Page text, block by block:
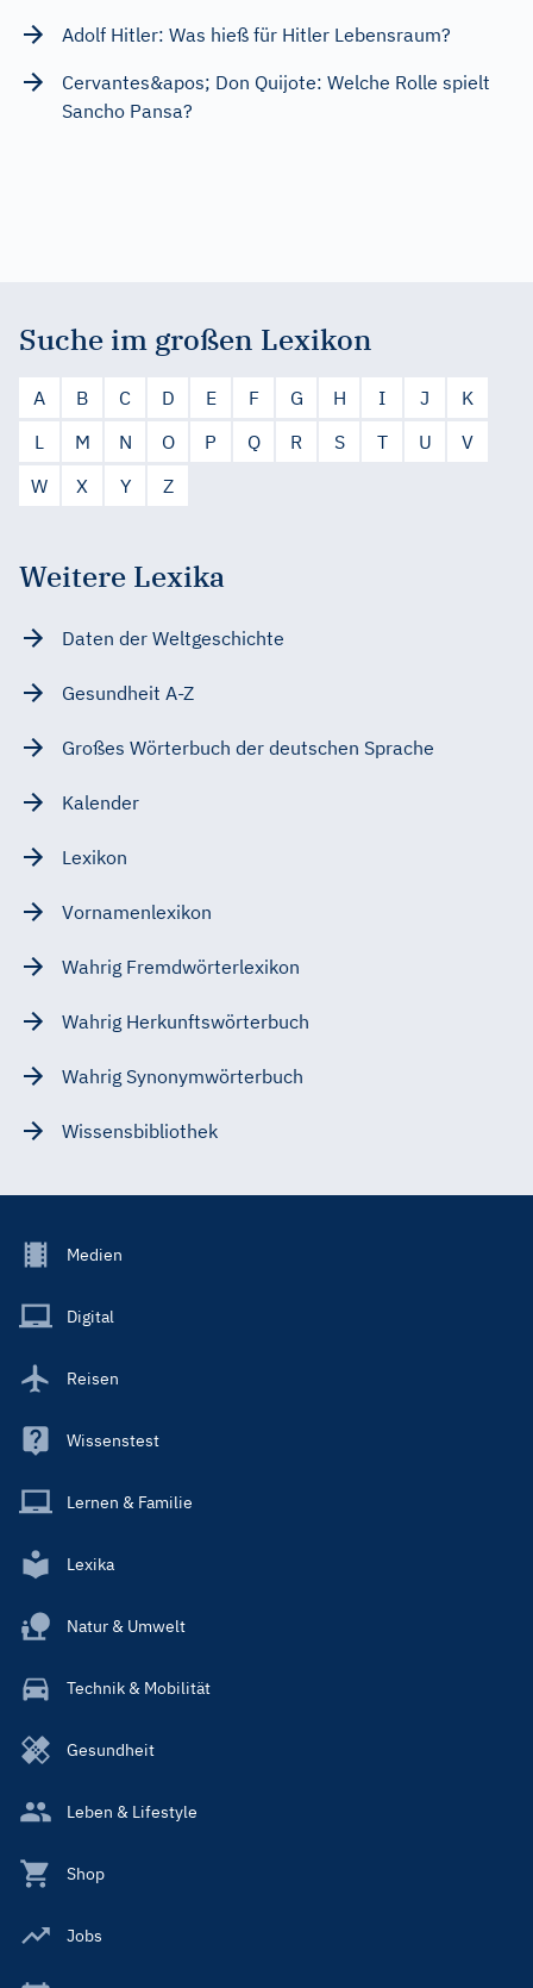
Adolf Hitler: Was hieß für Hitler Lebensraum?
Cervantes&apos; Don Quijote: Welche Rolle spielt
Sancho Pansa?
Suche im großen Lexikon
A B C D E F G H I J
K
L
M N O P Q R S T U
V
W
X Y Z
Weitere Lexika
Daten der Weltgeschichte
Gesundheit A-Z
Großes Wörterbuch der deutschen Sprache
Kalender
Lexikon
Vornamenlexikon
Wahrig Fremdwörterlexikon
Wahrig Herkunftswörterbuch
Wahrig Synonymwörterbuch
Wissensbibliothek
Footer
Main
Medien
Digital
Reisen
Wissenstest
Lernen & Familie
Lexika
Natur & Umwelt
Technik & Mobilität
Gesundheit
Leben & Lifestyle
Shop
Jobs